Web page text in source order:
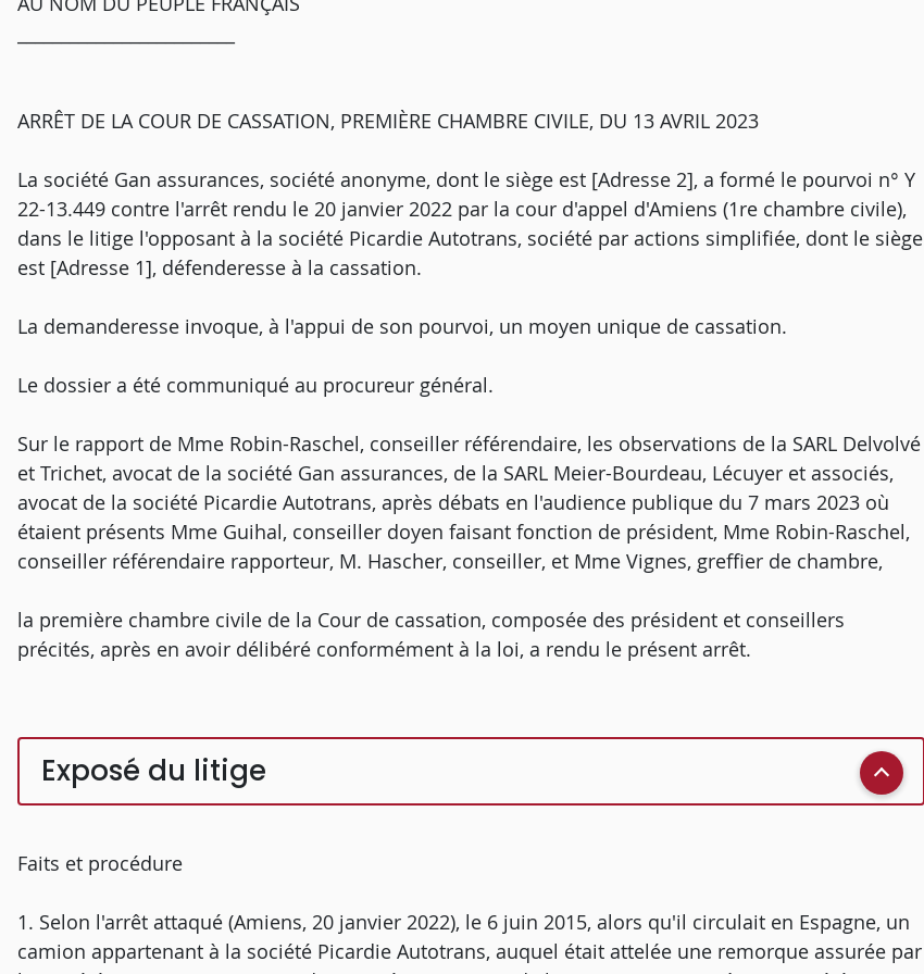
ARRÊT DE LA COUR DE CASSATION, PREMIÈRE CHAMBRE CIVILE, DU 13 AVRIL 2023
La société Gan assurances, société anonyme, dont le siège est [Adresse 2], a formé le pourvoi n° Y
22-13.449 contre l'arrêt rendu le 20 janvier 2022 par la cour d'appel d'Amiens (1re chambre civile),
dans le litige l'opposant à la société Picardie Autotrans, société par actions simplifiée, dont le siège
est [Adresse 1], défenderesse à la cassation.
La demanderesse invoque, à l'appui de son pourvoi, un moyen unique de cassation.
Le dossier a été communiqué au procureur général.
Sur le rapport de Mme Robin-Raschel, conseiller référendaire, les observations de la SARL Delvolvé
et Trichet, avocat de la société Gan assurances, de la SARL Meier-Bourdeau, Lécuyer et associés,
avocat de la société Picardie Autotrans, après débats en l'audience publique du 7 mars 2023 où
étaient présents Mme Guihal, conseiller doyen faisant fonction de président, Mme Robin-Raschel,
conseiller référendaire rapporteur, M. Hascher, conseiller, et Mme Vignes, greffier de chambre,
la première chambre civile de la Cour de cassation, composée des président et conseillers
précités, après en avoir délibéré conformément à la loi, a rendu le présent arrêt.
Exposé du litige
Faits et procédure
1. Selon l'arrêt attaqué (Amiens, 20 janvier 2022), le 6 juin 2015, alors qu'il circulait en Espagne, un
camion appartenant à la société Picardie Autotrans, auquel était attelée une remorque assurée par